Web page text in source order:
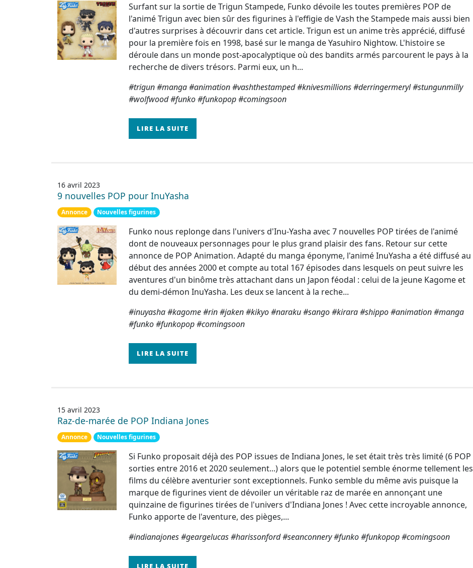
Surfant sur la sortie de Trigun Stampede, Funko dévoile les toutes premières POP de
l'animé Trigun avec bien sûr des figurines à l'effigie de Vash the Stampede mais aussi bien
d'autres surprises à découvrir dans cet article. Trigun est un anime très apprécié, diffusé
pour la première fois en 1998, basé sur le manga de Yasuhiro Nightow. L'histoire se
déroule dans un monde post-apocalyptique où des bandits armés parcourent le pays à la
recherche de divers trésors. Parmi eux, un h...
#trigun #manga #animation #vashthestamped #knivesmillions #derringermeryl #stungunmilly
#wolfwood #funko #funkopop #comingsoon
LIRE LA SUITE
16 avril 2023
9 nouvelles POP pour InuYasha
Annonce Nouvelles figurines
Funko nous replonge dans l'univers d'Inu-Yasha avec 7 nouvelles POP tirées de l'animé
dont de nouveaux personnages pour le plus grand plaisir des fans. Retour sur cette
annonce de POP Animation. Adapté du manga éponyme, l'animé InuYasha a été diffusé au
début des années 2000 et compte au total 167 épisodes dans lesquels on peut suivre les
aventures d'un binôme très attachant dans un Japon féodal : celui de la jeune Kagome et
du demi-démon InuYasha. Les deux se lancent à la reche...
#inuyasha #kagome #rin #jaken #kikyo #naraku #sango #kirara #shippo #animation #manga
#funko #funkopop #comingsoon
LIRE LA SUITE
15 avril 2023
Raz-de-marée de POP Indiana Jones
Annonce Nouvelles figurines
Si Funko proposait déjà des POP issues de Indiana Jones, le set était très très limité (6 POP
sorties entre 2016 et 2020 seulement...) alors que le potentiel semble énorme tellement les
films du célèbre aventurier sont exceptionnels. Funko semble du même avis puisque la
marque de figurines vient de dévoiler un véritable raz de marée en annonçant une
quinzaine de figurines tirées de l'univers d'Indiana Jones ! Avec cette incroyable annonce,
Funko apporte de l'aventure, des pièges,...
#indianajones #geargelucas #harissonford #seanconnery #funko #funkopop #comingsoon
LIRE LA SUITE